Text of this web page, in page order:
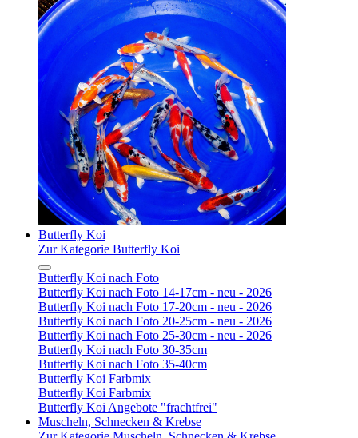
Butterfly Koi
Zur Kategorie Butterfly Koi
Butterfly Koi nach Foto
Butterfly Koi nach Foto 14-17cm - neu - 2026
Butterfly Koi nach Foto 17-20cm - neu - 2026
Butterfly Koi nach Foto 20-25cm - neu - 2026
Butterfly Koi nach Foto 25-30cm - neu - 2026
Butterfly Koi nach Foto 30-35cm
Butterfly Koi nach Foto 35-40cm
Butterfly Koi Farbmix
Butterfly Koi Farbmix
Butterfly Koi Angebote "frachtfrei"
Muscheln, Schnecken & Krebse